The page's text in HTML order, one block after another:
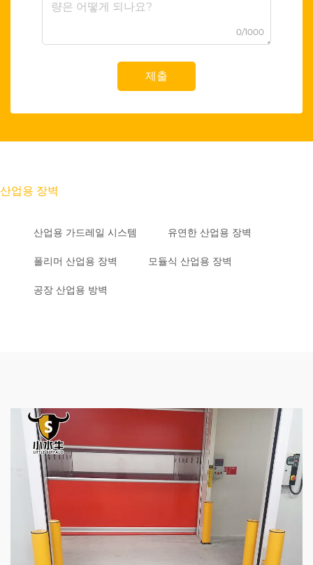
0/1000
제출
산업용 장벽
산업용 가드레일 시스템 유연한 산업용 장벽
폴리머 산업용 장벽 모듈식 산업용 장벽
공장 산업용 방벽